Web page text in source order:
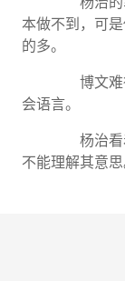
本做不到，可
的多。
博文难得
会语言。
杨治看着
不能理解其意思